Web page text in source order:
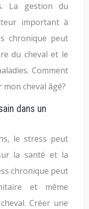
La gestion du
important à
chronique peut
du cheval et le
Comment
cheval âgé?
dans un
le stress peut
la santé et la
chronique peut
et même
Créer une